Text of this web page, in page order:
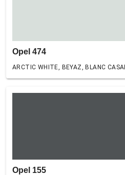
Opel 474
ARCTIC WHITE, BEYAZ, BLANC
Opel 155